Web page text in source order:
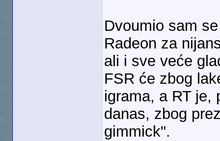
Dvoumio sam
Radeon za
ali i sve veće
FSR će zbog
igrama, a RT je,
danas, zbog
gimmick".